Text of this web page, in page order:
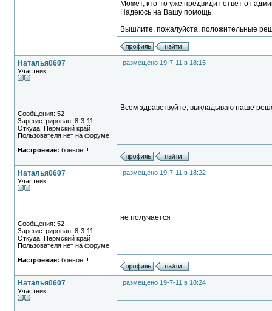
Может, кто-то уже предвидит ответ от
Надеюсь на Вашу помощь.
Вышлите, пожалуйста, положительные
Наталья0607
Участник
Сообщения: 52
Зарегистрирован: 8-3-11
Откуда: Пермский край
Пользователя нет на форуме
Настроение: боевое!!!
размещено 19-7-11 в 18:15
Всем здравствуйте, выкладываю наше
Наталья0607
Участник
Сообщения: 52
Зарегистрирован: 8-3-11
Откуда: Пермский край
Пользователя нет на форуме
Настроение: боевое!!!
размещено 19-7-11 в 18:22
не получается
Наталья0607
Участник
размещено 19-7-11 в 18:24